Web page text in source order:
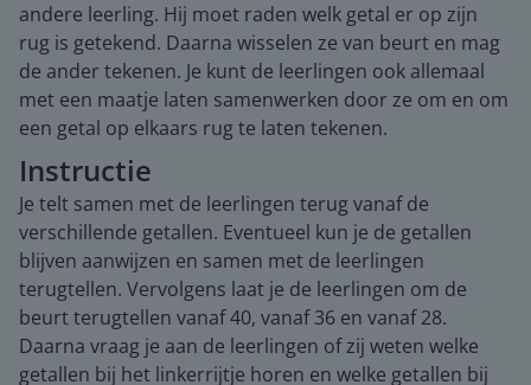
andere leerling. Hij moet raden welk getal er op zijn
rug is getekend. Daarna wisselen ze van beurt en mag
de ander tekenen. Je kunt de leerlingen ook allemaal
met een maatje laten samenwerken door ze om en om
een getal op elkaars rug te laten tekenen.
Instructie
Je telt samen met de leerlingen terug vanaf de
verschillende getallen. Eventueel kun je de getallen
blijven aanwijzen en samen met de leerlingen
terugtellen. Vervolgens laat je de leerlingen om de
beurt terugtellen vanaf 40, vanaf 36 en vanaf 28.
Daarna vraag je aan de leerlingen of zij weten welke
getallen bij het linkerrijtje horen en welke getallen bij